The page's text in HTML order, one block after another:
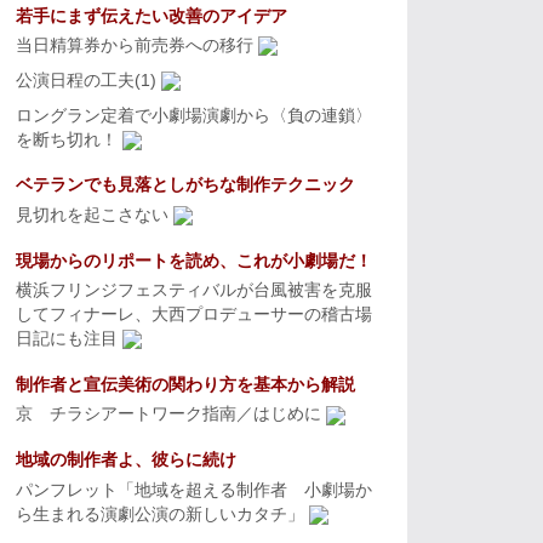
若手にまず伝えたい改善のアイデア
当日精算券から前売券への移行
公演日程の工夫(1)
ロングラン定着で小劇場演劇から〈負の連鎖〉
を断ち切れ！
ベテランでも見落としがちな制作テクニック
見切れを起こさない
現場からのリポートを読め、これが小劇場だ！
横浜フリンジフェスティバルが台風被害を克服
してフィナーレ、大西プロデューサーの稽古場
日記にも注目
制作者と宣伝美術の関わり方を基本から解説
京 チラシアートワーク指南／はじめに
地域の制作者よ、彼らに続け
パンフレット「地域を超える制作者 小劇場か
ら生まれる演劇公演の新しいカタチ」